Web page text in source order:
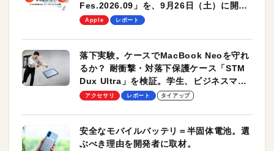
Fes.2026.09」を、9月26日（土）に開催
します！
Apple レポート
落下実験。ケースでMacBook Neoを守れ
るか？ 耐衝撃・対落下保護ケース「STM
Dux Ultra」を検証。学生、ビジネスマン
のモバイルユースに最適！
アクセサリ レポート タイアップ
安全なモバイルバッテリ＝半固体電池。選
ぶべき理由を開発者に取材。